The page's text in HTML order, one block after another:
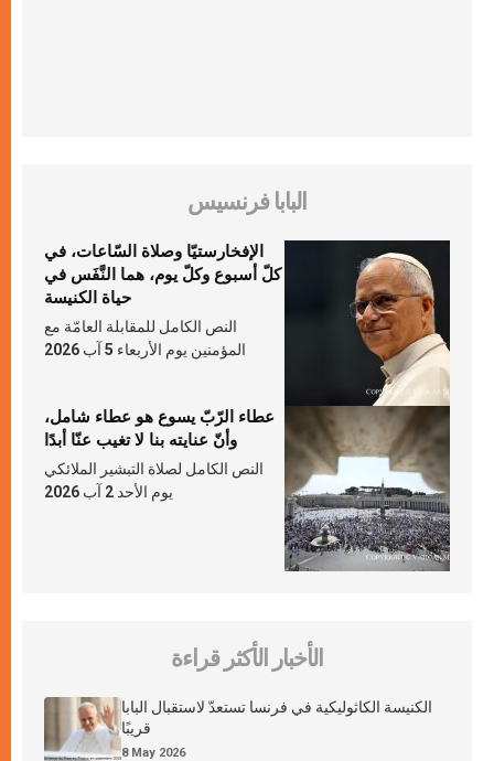
البابا فرنسيس
الإفخارستيّا وصلاة السّاعات، في
كلّ أسبوع وكلّ يوم، هما النَّفَس في
حياة الكنيسة
النص الكامل للمقابلة العامّة مع
المؤمنين يوم الأربعاء 5 آب 2026
عطاء الرّبّ يسوع هو عطاء شامل،
وأنّ عنايته بنا لا تغيب عنّا أبدًا
النص الكامل لصلاة التبشير الملائكي
يوم الأحد 2 آب 2026
الأخبار الأكثر قراءة
الكنيسة الكاثوليكية في فرنسا تستعدّ لاستقبال البابا
قريبًا
8 May 2026